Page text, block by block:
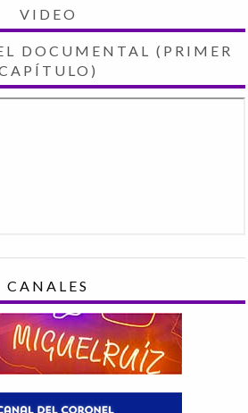
VIDEO
DOCUMENTAL (PRIMER
CANALES